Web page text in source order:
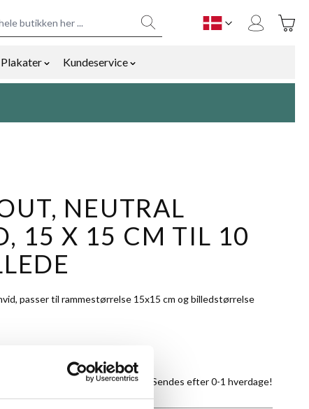
Plakater
Kundeservice
DK
NEUTRAL
15 X 15 CM TIL 10
passer til rammestørrelse 15x15 cm og billedstørrelse
På lager - Sendes efter 0-1 hverdage!